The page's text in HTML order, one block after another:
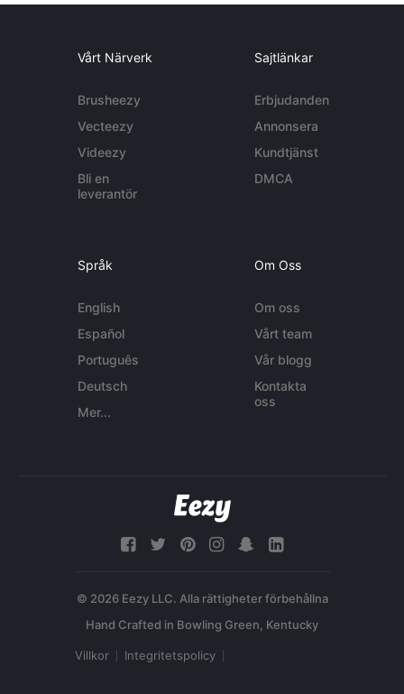
Vårt Närverk
Brusheezy
Vecteezy
Videezy
Bli en
leverantör
Sajtlänkar
Erbjudanden
Annonsera
Kundtjänst
DMCA
Språk
English
Español
Português
Deutsch
Mer...
Om Oss
Om oss
Vårt team
Vår blogg
Kontakta
oss
© 2026 Eezy LLC. Alla rättigheter förbehållna
Villkor Integritetspolicy